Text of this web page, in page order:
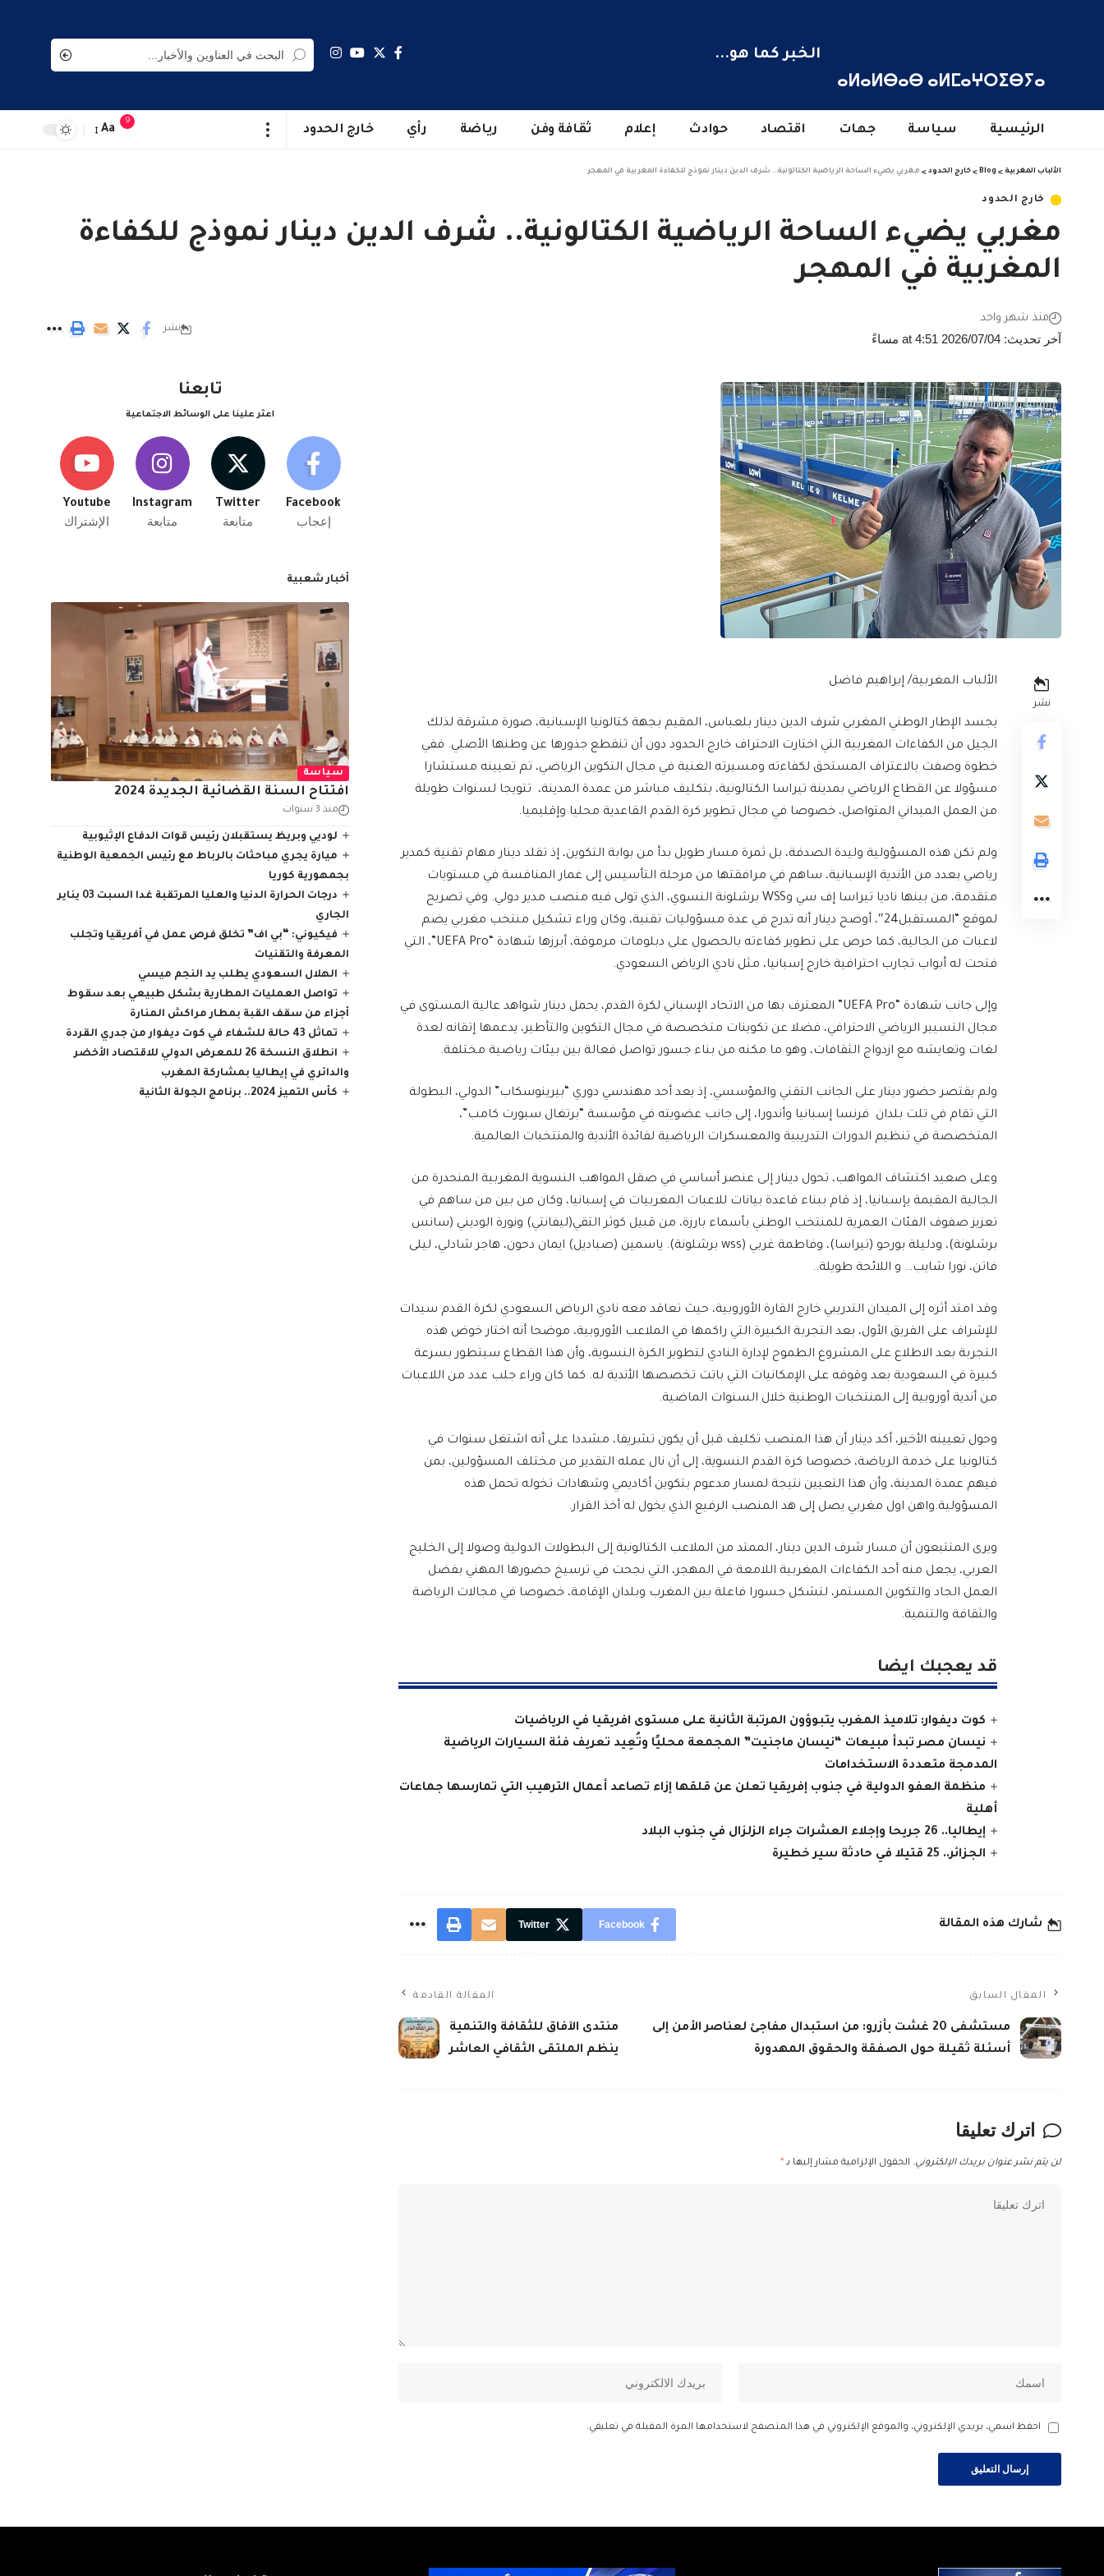
ⴰⵍⴰⵍⴱⴰⴱ ⴰⵍⵎⴰⵖⵔⵉⴱⵢⴰ
الخبر كما هو...
الرئيسية سياسة جهات اقتصاد حوادث إعلام ثقافة وفن رياضة رأي خارج الحدود
9
Aa
الألباب المغربية >
Blog
> خارج الحدود > مغربي يضيء الساحة الرياضية الكتالونية.. شرف الدين دينار نموذج للكفاءة المغربية في المهجر
خارج الحدود
مغربي يضيء الساحة الرياضية الكتالونية.. شرف الدين دينار نموذج للكفاءة
المغربية في المهجر
آخر تحديث: 2026/07/04 at 4:51 مساءً
منذ شهر واحد
نشر
نشر
الألباب المغربية/ إبراهيم فاضل
يجسد الإطار الوطني المغربي شرف الدين دينار بلعباس، المقيم بجهة كتالونيا الإسبانية، صورة مشرقة لذلك
الجيل من الكفاءات المغربية التي اختارت الاحتراف خارج الحدود دون أن تنقطع جذورها عن وطنها الأصلي. ففي
خطوة وصفت بالاعتراف المستحق لكفاءته ومسيرته الغنية في مجال التكوين الرياضي، تم تعيينه مستشارا
مسؤولا عن القطاع الرياضي بمدينة تيراسا الكتالونية، بتكليف مباشر من عمدة المدينة، تتويجا لسنوات طويلة
من العمل الميداني المتواصل، خصوصا في مجال تطوير كرة القدم القاعدية محليا وإقليميا.
ولم تكن هذه المسؤولية وليدة الصدفة، بل ثمرة مسار طويل بدأ من بوابة التكوين، إذ تقلد دينار مهام تقنية كمدير
رياضي بعدد من الأندية الإسبانية، ساهم في مرافقتها من مرحلة التأسيس إلى غمار المنافسة في مستويات
متقدمة، من بينها ناديا تيراسا إف سي وWSS برشلونة النسوي، الذي تولى فيه منصب مدير دولي. وفي تصريح
لموقع “المستقبل24″، أوضح دينار أنه تدرج في عدة مسؤوليات تقنية، وكان وراء تشكيل منتخب مغربي يضم
لاعبات من الجالية، كما حرص على تطوير كفاءته بالحصول على دبلومات مرموقة، أبرزها شهادة “UEFA Pro”، التي
فتحت له أبواب تجارب احترافية خارج إسبانيا، مثل نادي الرياض السعودي.
وإلى جانب شهادة “UEFA Pro” المعترف بها من الاتحاد الإسباني لكرة القدم، يحمل دينار شواهد عالية المستوى في
مجال التسيير الرياضي الاحترافي، فضلا عن تكوينات متخصصة في مجال التكوين والتأطير، يدعمها إتقانه لعدة
لغات وتعايشه مع ازدواج الثقافات، وهو ما مكنه من بناء جسور تواصل فعالة بين بيئات رياضية مختلفة.
ولم يقتصر حضور دينار على الجانب التقني والمؤسسي، إذ يعد أحد مهندسي دوري “بيرينوسكاب” الدولي، البطولة
التي تقام في تلت بلدان فرنسا إسبانيا وأندورا، إلى جانب عضويته في مؤسسة “برتغال سبورت كامب”،
المتخصصة في تنظيم الدورات التدريبية والمعسكرات الرياضية لفائدة الأندية والمنتخبات العالمية.
وعلى صعيد اكتشاف المواهب، تحول دينار إلى عنصر أساسي في صقل المواهب النسوية المغربية المنحدرة من
الجالية المقيمة بإسبانيا، إذ قام ببناء قاعدة بيانات للاعبات المغربيات في إسبانيا، وكان من بين من ساهم في
تعزيز صفوف الفئات العمرية للمنتخب الوطني بأسماء بارزة، من قبيل كوثر التقي(ليفانتي) ونورة الوديني (سانس
برشلونة)، ودليلة بورحو (تيراسا)، وفاطمة غربي (wss برشلونة). ياسمين (صباديل) ايمان دحون، هاجر شادلي، ليلى
فاتن، نورا شايب… و اللائحة طويلة..
وقد امتد أثره إلى الميدان التدريبي خارج القارة الأوروبية، حيث تعاقد معه نادي الرياض السعودي لكرة القدم سيدات
للإشراف على الفريق الأول، بعد التجربة الكبيرة التي راكمها في الملاعب الأوروبية، موضحا أنه اختار خوض هذه
التجربة بعد الاطلاع على المشروع الطموح لإدارة النادي لتطوير الكرة النسوية، وأن هذا القطاع سيتطور بسرعة
كبيرة في السعودية بعد وقوفه على الإمكانيات التي باتت تخصصها الأندية له. كما كان وراء جلب عدد من اللاعبات
من أندية أوروبية إلى المنتخبات الوطنية خلال السنوات الماضية.
وحول تعيينه الأخير، أكد دينار أن هذا المنصب تكليف قبل أن يكون تشريفا، مشددا على أنه اشتغل سنوات في
كتالونيا على خدمة الرياضة، خصوصا كرة القدم النسوية، إلى أن نال عمله التقدير من مختلف المسؤولين، بمن
فيهم عمدة المدينة، وأن هذا التعيين نتيجة لمسار مدعوم بتكوين أكاديمي وشهادات تخوله تحمل هذه
المسؤولية.واهن اول مغربي يصل إلى هد المنصب الرفيع الذي يخول له أخذ القرار.
ويرى المتتبعون أن مسار شرف الدين دينار، الممتد من الملاعب الكتالونية إلى البطولات الدولية وصولا إلى الخليج
العربي، يجعل منه أحد الكفاءات المغربية اللامعة في المهجر، التي نجحت في ترسيخ حضورها المهني بفضل
العمل الجاد والتكوين المستمر، لتشكل جسورا فاعلة بين المغرب وبلدان الإقامة، خصوصا في مجالات الرياضة
والثقافة والتنمية.
قد يعجبك ايضا
كوت ديفوار: تلاميذ المغرب يتبوؤون المرتبة الثانية على مستوى افريقيا في الرياضيات
نيسان مصر تبدأ مبيعات “نيسان ماجنيت” المجمعة محليًا وتُعِيد تعريف فئة السيارات الرياضية
المدمجة متعددة الاستخدامات
منظمة العفو الدولية في جنوب إفريقيا تعلن عن قلقها إزاء تصاعد أعمال الترهيب التي تمارسها جماعات
أهلية
إيطاليا.. 26 جريحا وإجلاء العشرات جراء الزلزال في جنوب البلاد
الجزائر.. 25 قتيلا في حادثة سير خطيرة
شارك هذه المقالة Facebook
Twitter
المقال السابق
مستشفى 20 غشت بأزرو: من استبدال مفاجئ لعناصر الأمن إلى
أسئلة ثقيلة حول الصفقة والحقوق المهدورة
المقالة القادمة
منتدى الآفاق للثقافة والتنمية
ينظم الملتقى الثقافي العاشر
اترك تعليقا
لن يتم نشر عنوان بريدك الإلكتروني. الحقول الإلزامية مشار إليها بـ *
احفظ اسمي، بريدي الإلكتروني، والموقع الإلكتروني في هذا المتصفح لاستخدامها المرة المقبلة في تعليقي.
تابعنا
اعثر علينا على الوسائط الاجتماعية
Facebook
إعجاب
Twitter
متابعة
Instagram
متابعة
Youtube
الإشتراك
أخبار شعبية
سياسة
افتتاح السنة القضائية الجديدة 2024
منذ 3 سنوات
لوديي وبريظ يستقبلان رئيس قوات الدفاع الإثيوبية
ميارة يجري مباحثات بالرباط مع رئيس الجمعية الوطنية
بجمهورية كوريا
درجات الحرارة الدنيا والعليا المرتقبة غدا السبت 03 يناير
الجاري
فيكيوني: “بي اف” تخلق فرص عمل في أفريقيا وتجلب
المعرفة والتقنيات
الهلال السعودي يطلب يد النجم ميسي
تواصل العمليات المطارية بشكل طبيعي بعد سقوط
أجزاء من سقف القبة بمطار مراكش المنارة
تماثل 43 حالة للشفاء في كوت ديفوار من جدري القردة
انطلاق النسخة 26 للمعرض الدولي للاقتصاد الأخضر
والدائري في إيطاليا بمشاركة المغرب
كأس التميز 2024.. برنامج الجولة الثانية